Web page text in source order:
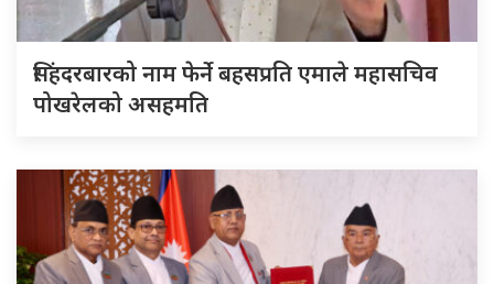
सिंहदरबारको नाम फेर्ने बहसप्रति एमाले महासचिव
पोखरेलको असहमति